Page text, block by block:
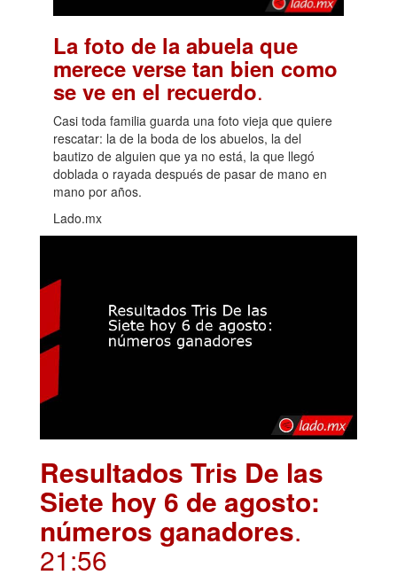
La foto de la abuela que
merece verse tan bien como
se ve en el recuerdo.
Casi toda familia guarda una foto vieja que quiere
rescatar: la de la boda de los abuelos, la del
bautizo de alguien que ya no está, la que llegó
doblada o rayada después de pasar de mano en
mano por años.
Lado.mx
Resultados Tris De las
Siete hoy 6 de agosto:
números ganadores.
21:56